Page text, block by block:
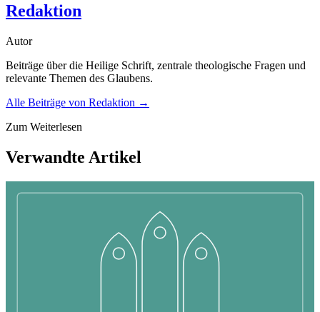
Redaktion
Autor
Beiträge über die Heilige Schrift, zentrale theologische Fragen und
relevante Themen des Glaubens.
Alle Beiträge von Redaktion →
Zum Weiterlesen
Verwandte Artikel